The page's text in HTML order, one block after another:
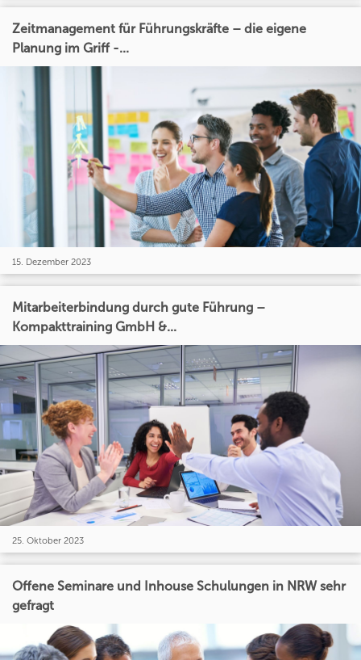
Zeitmanagement für Führungskräfte – die eigene
Planung im Griff -...
15. Dezember 2023
Mitarbeiterbindung durch gute Führung –
Kompakttraining GmbH &...
25. Oktober 2023
Offene Seminare und Inhouse Schulungen in NRW sehr
gefragt